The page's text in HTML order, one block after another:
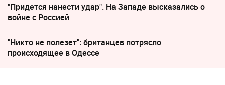
"Придется нанести удар". На Западе высказались о
войне с Россией
"Никто не полезет": британцев потрясло
происходящее в Одессе